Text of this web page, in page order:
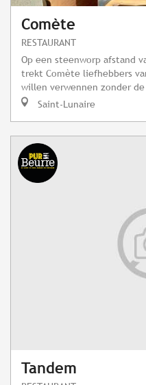
Comète
RESTAURANT
Op een steenworp afstand
trekt Comète liefhebbers
willen verwennen zonder
Saint-Lunaire
Tandem